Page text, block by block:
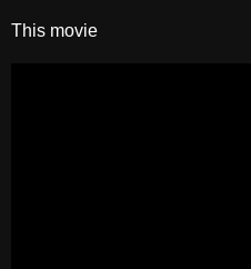
This movie